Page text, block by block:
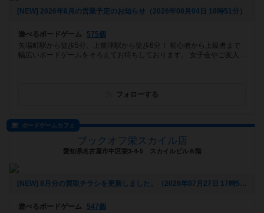
[NEW] 2026年8月の営業予定のお知らせ（2026年08月04日 18時51分）
遊べるボードゲーム
575個
矢場町駅から徒歩5分、上前津駅から徒歩6分！ 初心者から上級者まで
幅広いボードゲームをそろえてお待ちしております。 女子会やご友人...
フォローする
ボードゲームカフェ
ブックオフ栄スカイル店
愛知県名古屋市中区栄3-4-5 スカイルビル８階
[NEW] 8月分の買取チラシを更新しました。（2026年07月27日 17時53分）
遊べるボードゲーム
547個